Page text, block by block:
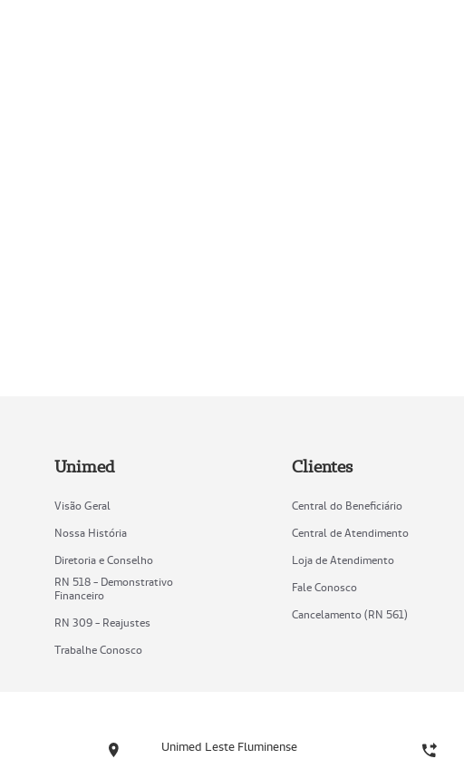
Unimed
Visão Geral
Nossa História
Diretoria e Conselho
RN 518 - Demonstrativo
Financeiro
RN 309 - Reajustes
Trabalhe Conosco
Clientes
Central do Beneficiário
Central de Atendimento
Loja de Atendimento
Fale Conosco
Cancelamento (RN 561)
Unimed Leste Fluminense